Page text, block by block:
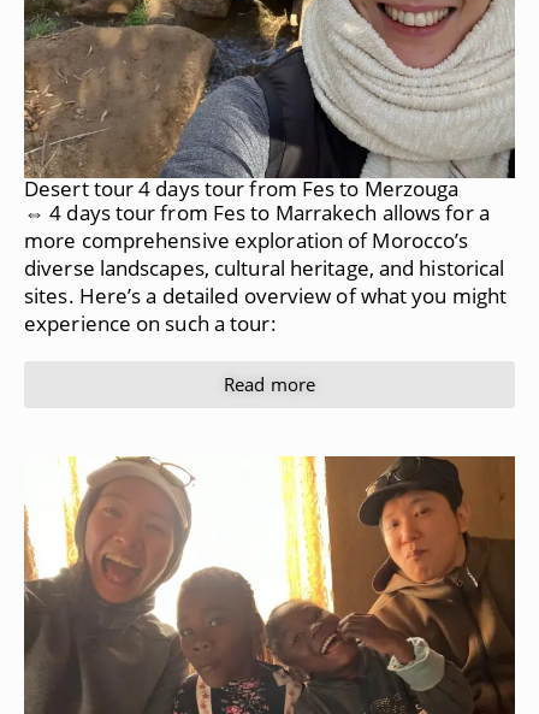
Desert tour 4 days tour from Fes to Merzouga
⇔ 4 days tour from Fes to Marrakech allows for a
more comprehensive exploration of Morocco’s
diverse landscapes, cultural heritage, and historical
sites. Here’s a detailed overview of what you might
experience on such a tour:
Read more